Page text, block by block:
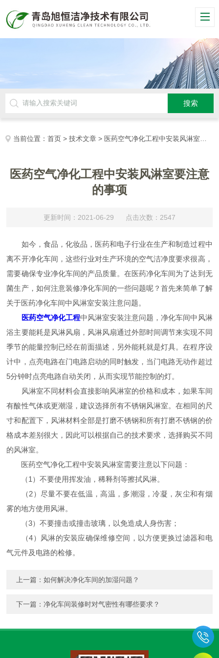
当前位置：首页 >技术文章 > 医药空气净化工程中安装风淋室要注意的事项
医药空气净化工程中安装风淋室要注意
的事项
更新时间：2021-06-29 点击次数：2547
如今，食品，化妆品，医药和电子行业在生产和制造过程中
离不开净化车间，这些行业对生产环境的空气洁净度要求很高，
需要确保专业净化车间的产品质量。在医药净化车间为了达到无
菌生产，如何注意装修净化车间的一些问题呢？首先来简单了解
关于医药净化车间中风淋室安装注意问题。
医药空气净化工程中风淋室安装注意问题，净化车间中风淋
浴主要能耗是风淋风扇，风淋风扇通过外部时间调节来实现不同
季节的能量控制已经在前面描述，另外能耗就是灯具。在程序设
计中，点亮电路在门电路启动的同时触发，当门电路无动作超过
5分钟时点亮电路自动关闭，从而实现节能控制的灯。
风淋室不同材料会直接影响风淋室的价格和成本，如果车间
有酸性气体或更潮湿，建议选择所有不锈钢风淋室。在相同的尺
寸和配置下，风淋材料全部是打磨不锈钢和所有打磨不锈钢的价
格成本差别很大，因此可以根据自己的技术要求，选择购买不同
的风淋室。
医药空气净化工程中安装风淋室需要注意以下问题：
（1）不要使用挥发油，稀释剂等擦拭风淋。
（2）尽量不要在低温，高温，多潮湿，冷凝，灰尘和有烟
雾的地方使用风淋。
（3）不要撞击或撞击玻璃，以免造成人身伤害；
（4）风淋的安装应确保维修空间，以方便更换过滤器和电
气元件及电路的检修。
上一篇：如何解决净化车间的加湿问题？
下一篇：净化车间装修时对气密性有哪些要求？